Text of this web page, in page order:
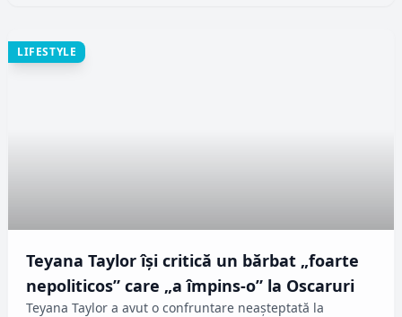
LIFESTYLE
Teyana Taylor își critică un bărbat „foarte
nepoliticos” care „a împins-o” la Oscaruri
Teyana Taylor a avut o confruntare neașteptată la